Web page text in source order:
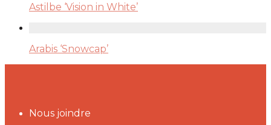
Astilbe ‘Vision in White’
Arabis ‘Snowcap’
Nous joindre